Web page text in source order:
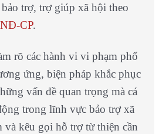
trợ, trợ giúp xã hội theo
CP.
rõ các hành vi vi phạm phổ
ứng, biện pháp khắc phục
vấn đề quan trọng mà cá
trong lĩnh vực bảo trợ xã
và kêu gọi hỗ trợ từ thiện cần